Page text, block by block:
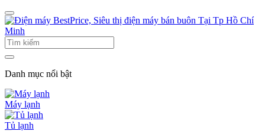
Danh mục nổi bật
Máy lạnh
Tủ lạnh